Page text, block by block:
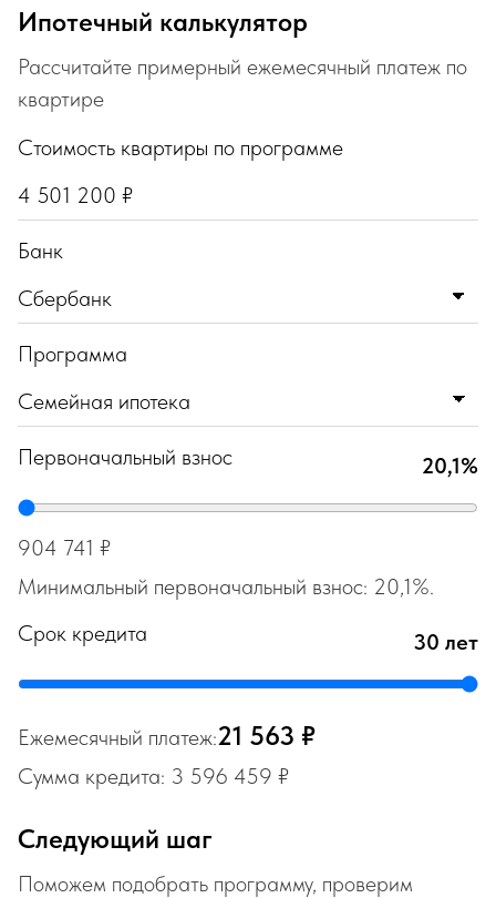
Ипотечный калькулятор
Рассчитайте примерный ежемесячный платеж по
квартире
Стоимость квартиры по программе
Банк
Программа
Первоначальный взнос 20,1%
904 741 ₽
Минимальный первоначальный взнос: 20,1%.
Срок кредита
30 лет
Ежемесячный платеж:21 563 ₽
Сумма кредита: 3 596 459 ₽
Следующий шаг
Поможем подобрать программу, проверим